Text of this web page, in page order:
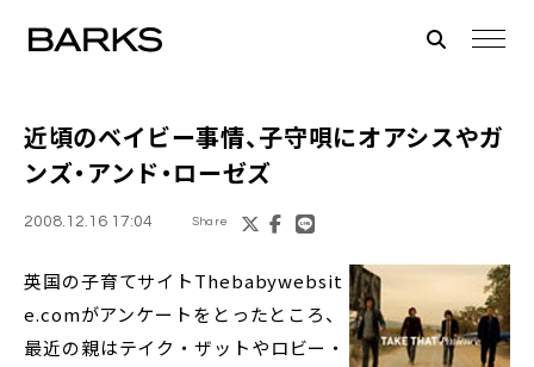
近頃のベイビー事情、子守唄にオアシスやガ
ンズ・アンド・ローゼズ
2008.12.16 17:04 Share
英国の子育てサイトThebabywebsit
e.comがアンケートをとったところ、
最近の親はテイク・ザットやロビー・